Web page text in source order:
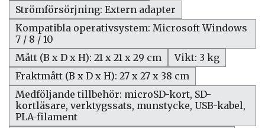
Strömförsörjning: Extern adapter
Kompatibla operativsystem: Microsoft Windows
7 / 8 / 10
Mått (B x D x H): 21 x 21 x 29 cm
Vikt: 3 kg
Fraktmått (B x D x H): 27 x 27 x 38 cm
Medföljande tillbehör: microSD-kort, SD-
kortläsare, verktygssats, munstycke, USB-kabel,
PLA-filament